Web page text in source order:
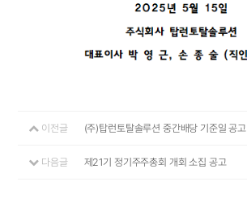
이전글 (주)탑런토탈솔루션 중간배당 기준일 공고
다음글 제21기 정기주주총회 개회 소집 공고